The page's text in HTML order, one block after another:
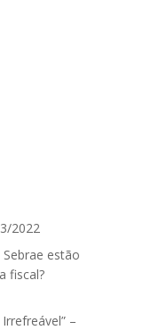
2022
estão
fiscal?
–